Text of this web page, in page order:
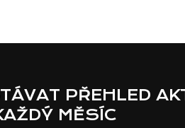
PŘEHLED
MĚSÍC